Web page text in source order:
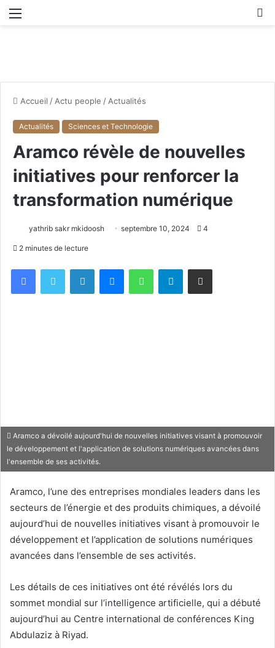
Accueil /Actu people /Actualités
Actualités Sciences et Technologie
Aramco révèle de nouvelles
initiatives pour renforcer la
transformation numérique
yathrib sakr mkidoosh septembre 10, 2024 4
2 minutes de lecture
Telegram
Aramco a dévoilé aujourd'hui de nouvelles initiatives visant à promouvoir
le développement et l'application de solutions numériques avancées dans
l'ensemble de ses activités.
Aramco, l’une des entreprises mondiales leaders dans les
secteurs de l’énergie et des produits chimiques, a dévoilé
aujourd’hui de nouvelles initiatives visant à promouvoir le
développement et l’application de solutions numériques
avancées dans l’ensemble de ses activités.
Les détails de ces initiatives ont été révélés lors du
sommet mondial sur l’intelligence artificielle, qui a débuté
aujourd’hui au Centre international de conférences King
Abdulaziz à Riyad.